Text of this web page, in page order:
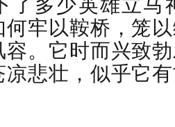
了多少英雄立马
何牢以鞍桥，笼
容。它时而兴致
凉悲壮，似乎它